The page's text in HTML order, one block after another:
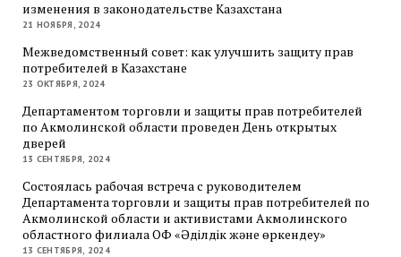
изменения в законодательстве Казахстана
21 НОЯБРЯ, 2024
Межведомственный совет: как улучшить защиту прав
потребителей в Казахстане
23 ОКТЯБРЯ, 2024
Департаментом торговли и защиты прав потребителей
по Акмолинской области проведен День открытых
дверей
13 СЕНТЯБРЯ, 2024
Состоялась рабочая встреча с руководителем
Департамента торговли и защиты прав потребителей по
Акмолинской области и активистами Акмолинского
областного филиала ОФ «Әділдік және өркендеу»
13 СЕНТЯБРЯ, 2024